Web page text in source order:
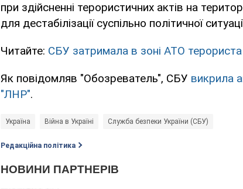
при здійсненні терористичних актів на
для дестабілізації суспільно політичної
Читайте: СБУ затримала в зоні АТО
Як повідомляв "Обозреватель", СБУ викрила
"ЛНР".
Україна Війна в Україні Служба безпеки України (СБУ)
Редакційна політика